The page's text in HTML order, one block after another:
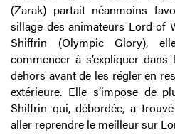
(Zarak) partait néanmoins
sillage des animateurs Lord of
Shiffrin (Olympic Glory),
commencer à s’expliquer
dehors avant de les régler en
extérieure. Elle s’impose de
Shiffrin qui, débordée, a
aller reprendre le meilleur sur